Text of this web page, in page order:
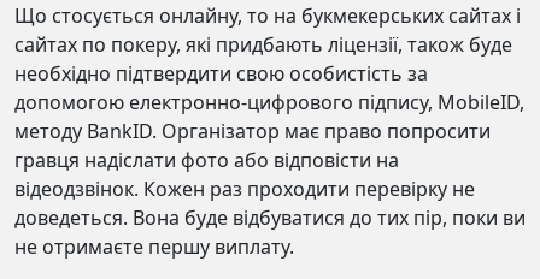
Що стосується онлайну, то на букмекерських сайтах і
сайтах по покеру, які придбають ліцензії, також буде
необхідно підтвердити свою особистість за
допомогою електронно-цифрового підпису, MobileID,
методу BankID. Організатор має право попросити
гравця надіслати фото або відповісти на
відеодзвінок. Кожен раз проходити перевірку не
доведеться. Вона буде відбуватися до тих пір, поки ви
не отримаєте першу виплату.